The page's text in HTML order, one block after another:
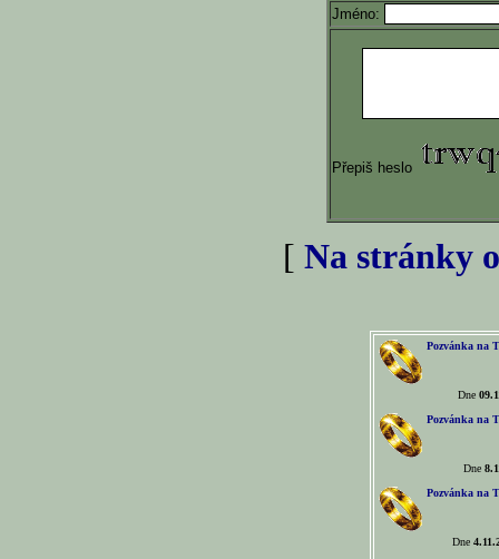
Jméno:
Přepiš heslo
[ Na stránky
Pozvánka na
Dne
Pozvánka na
Dne
Pozvánka na
Dne